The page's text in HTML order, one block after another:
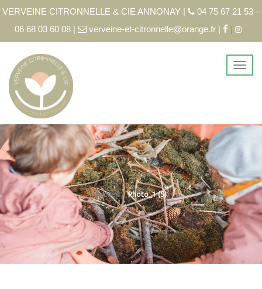
VERVEINE CITRONNELLE & CIE ANNONAY |
04 75 67 21 53 –
06 68 03 60 08 |
verveine-et-citronnelle@orange.fr | |
Accueil Photo_1 (5)